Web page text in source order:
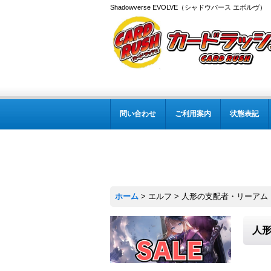
Shadowverse EVOLVE（シャドウバース エボルヴ
問い合わせ ご利用案内 状態表記
ホーム > エルフ > 人形の支配者・リーア
人